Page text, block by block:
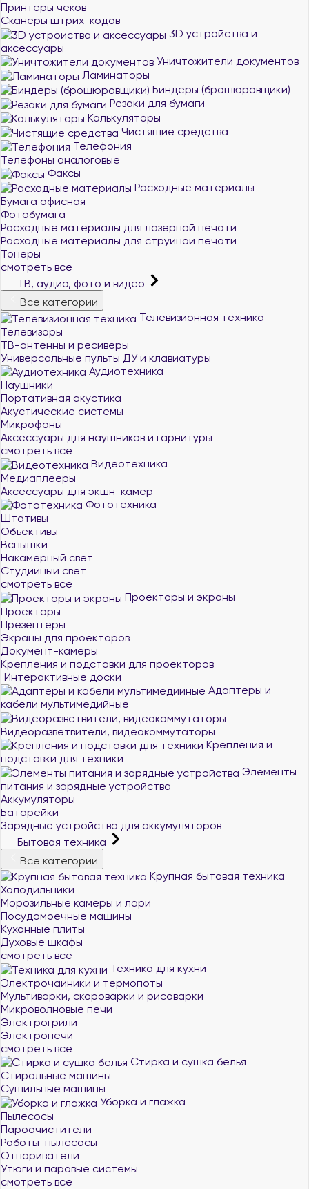
Принтеры чеков
Сканеры штрих-кодов
3D устройства и
аксессуары
Уничтожители документов
Ламинаторы
Биндеры (брошюровщики)
Резаки для бумаги
Калькуляторы
Чистящие средства
Телефония
Телефоны аналоговые
Факсы
Расходные материалы
Бумага офисная
Фотобумага
Расходные материалы для лазерной печати
Расходные материалы для струйной печати
Тонеры
смотреть все
ТВ, аудио, фото и видео
Все категории
Телевизионная техника
Телевизоры
ТВ-антенны и ресиверы
Универсальные пульты ДУ и клавиатуры
Аудиотехника
Наушники
Портативная акустика
Акустические системы
Микрофоны
Аксессуары для наушников и гарнитуры
смотреть все
Видеотехника
Медиаплееры
Аксессуары для экшн-камер
Фототехника
Штативы
Объективы
Вспышки
Накамерный свет
Студийный свет
смотреть все
Проекторы и экраны
Проекторы
Презентеры
Экраны для проекторов
Документ-камеры
Крепления и подставки для проекторов
Интерактивные доски
Адаптеры и
кабели мультимедийные
Видеоразветвители, видеокоммутаторы
Крепления и
подставки для техники
Элементы
питания и зарядные устройства
Аккумуляторы
Батарейки
Зарядные устройства для аккумуляторов
Бытовая техника
Все категории
Крупная бытовая техника
Холодильники
Морозильные камеры и лари
Посудомоечные машины
Кухонные плиты
Духовые шкафы
смотреть все
Техника для кухни
Электрочайники и термопоты
Мультиварки, скороварки и рисоварки
Микроволновые печи
Электрогрили
Электропечи
смотреть все
Стирка и сушка белья
Стиральные машины
Сушильные машины
Уборка и глажка
Пылесосы
Пароочистители
Роботы-пылесосы
Отпариватели
Утюги и паровые системы
смотреть все